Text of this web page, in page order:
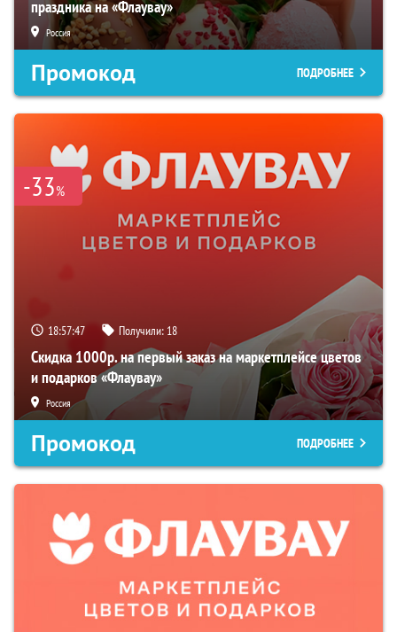
праздника на «Флаувау»
Россия
Промокод ПОДРОБНЕЕ
-33%
18:57:46 Получили: 18
Скидка 1000р. на первый заказ на маркетплейсе цветов
и подарков «Флаувау»
Россия
Промокод ПОДРОБНЕЕ